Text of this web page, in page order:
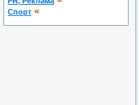
Спорт «